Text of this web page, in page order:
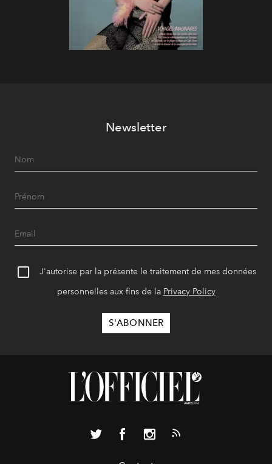
Newsletter
J'autorise par la présente le traitement de mes données
personnelles aux fins de la Privacy Policy